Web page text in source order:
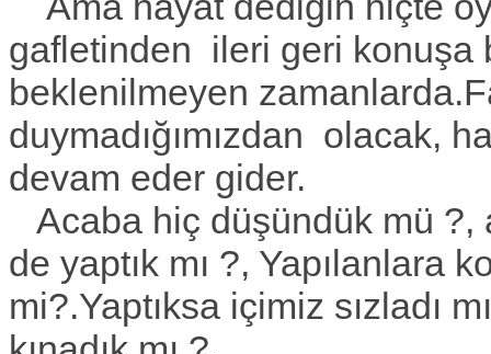
gafletinden ileri geri
beklenilmeyen
duymadığımızdan olacak,
devam eder gider.
Acaba hiç düşündük mü ?,
de yaptık mı ?, Yapılanlara
mi?.Yaptıksa içimiz sızladı